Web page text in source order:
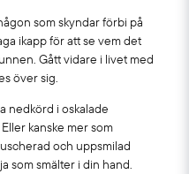
som skyndar förbi på
ikapp för att se vem det
Gått vidare i livet med
över sig.
nedkörd i oskalade
kanske mer som
och uppsmilad
som smälter i din hand.